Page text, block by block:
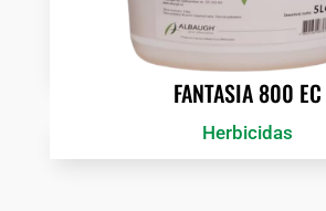
FANTASIA 800 EC
Herbicidas